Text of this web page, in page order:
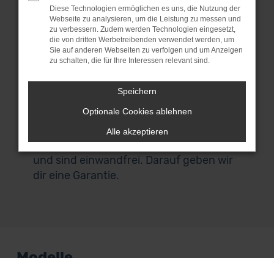
bei Mercedes-Benz Gebrauchtwagen
Argumente sprechen und überzeugen
durch Qualität. All unsere Fahrzeuge für
deine Mobilität in Zürich stammen aus
erster Hand und hatten entsprechend
nur einen Vorbesitzer. Es handelt sich
um einheimische Fahrzeuge und keine
EU-Importe und vor allem: unsere
Mercedes-Benz Gebrauchtwagen
wurden im Vorfeld gründlich geprüft
und sind einwandfrei. Darauf geben wir
dir eine Garantie.
Diese Technologien ermöglichen es uns, die Nutzung der
Webseite zu analysieren, um die Leistung zu messen und
zu verbessern. Zudem werden Technologien eingesetzt,
die von dritten Werbetreibenden verwendet werden, um
Sie auf anderen Webseiten zu verfolgen und um Anzeigen
zu schalten, die für Ihre Interessen relevant sind.
Speichern
Optionale Cookies ablehnen
Alle akzeptieren